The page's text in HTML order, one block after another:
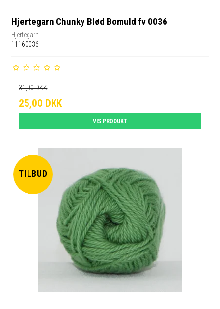
Hjertegarn Chunky Blød Bomuld fv 0036
Hjertegarn
11160036
31,00 DKK
25,00 DKK
VIS PRODUKT
TILBUD